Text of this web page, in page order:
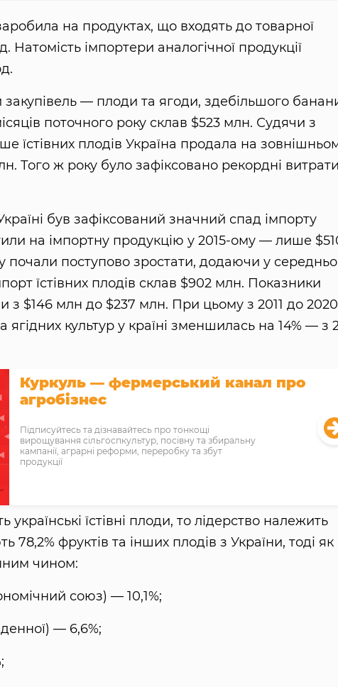
на продуктах, що входять до товарної
Натомість імпортери аналогічної продукції
закупівель — плоди та ягоди, здебільшого
поточного року склав $523 млн. Судячи з
їстівних плодів Україна продала на
Того ж року було зафіксовано рекордні
був зафіксований значний спад імпорту
на імпортну продукцію у 2015-ому — лише
почали поступово зростати, додаючи у
їстівних плодів склав $902 млн. Показники
з $146 млн до $237 млн. При цьому з 2011 до 2020
культур у країні зменшилась на 14% — з
Куркуль — фермерський канал про
агробізнес
Підписуйтесь та дізнавайтесь про тонкощі
вирощування сільгоспкультур, посівну та збиральну
кампанії, аграрні реформи, переробку та збут
продукції
українські їстівні плоди, то лідерство належить
78,2% фруктів та інших плодів з України, тоді як
чином:
союз) — 10,1%;
— 6,6%;